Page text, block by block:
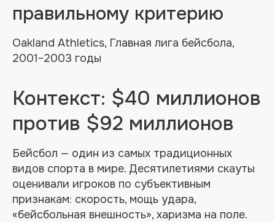
правильному критерию
Oakland Athletics, Главная лига бейсбола,
2001–2003 годы
Контекст: $40 миллионов
против $92 миллионов
Бейсбол — один из самых традиционных
видов спорта в мире. Десятилетиями скауты
оценивали игроков по субъективным
признакам: скорость, мощь удара,
«бейсбольная внешность», харизма на поле.